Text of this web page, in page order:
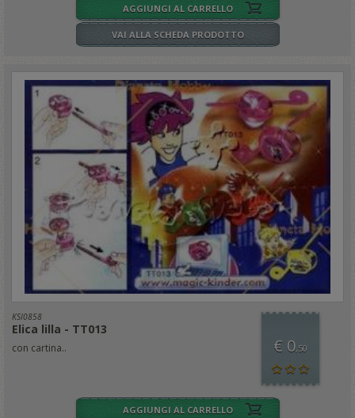
AGGIUNGI AL CARRELLO
VAI ALLA SCHEDA PRODOTTO
KSI0858
Elica lilla - TT013
con cartina.. € 0,50
AGGIUNGI AL CARRELLO